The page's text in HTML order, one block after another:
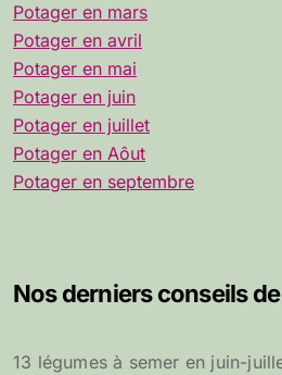
Potager en mars
Potager en avril
Potager en mai
Potager en juin
Potager en juillet
Potager en Aôut
Potager en septembre
Nos derniers conseils
13 légumes à semer en juin-